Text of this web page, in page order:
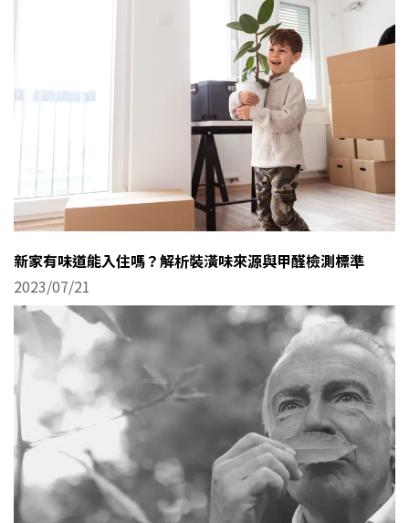
新家有味道能入住嗎？解析裝潢味來源與甲醛檢測標準
2023/07/21